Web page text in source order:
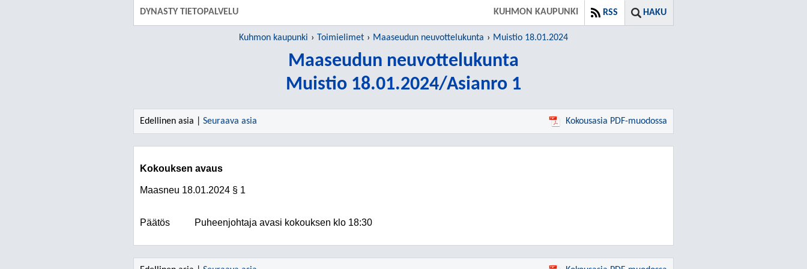
DYNASTY TIETOPALVELU HAKU
RSS
KUHMON KAUPUNKI
Kuhmon kaupunki Toimielimet Maaseudun neuvottelukunta Muistio 18.01.2024
Maaseudun neuvottelukunta
Muistio 18.01.2024/Asianro 1
Edellinen asia | Seuraava asia Kokousasia PDF-muodossa
Kokouksen avaus
Maasneu 18.01.2024 § 1
Päätös Puheenjohtaja avasi kokouksen klo 18:30